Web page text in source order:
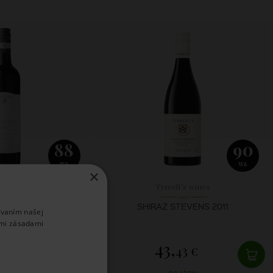
88
WS
90
WS
SHIRAZ STEVENS 2011
43,43 €
×
našej
zásadami